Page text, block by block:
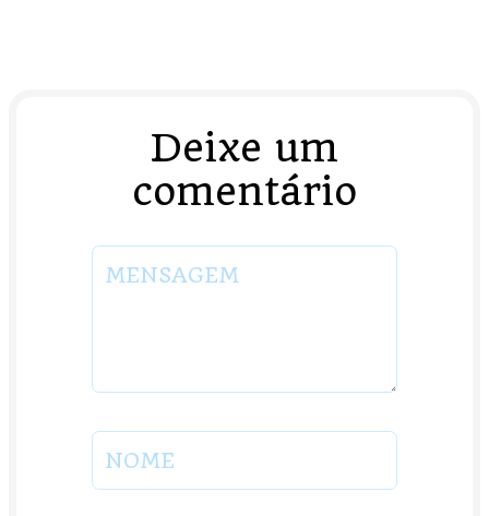
Deixe um
comentário
MENSAGEM
NOME